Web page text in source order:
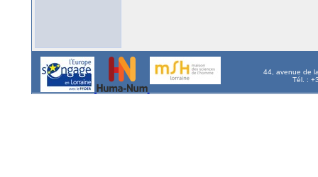
44, avenue de
Tél. :